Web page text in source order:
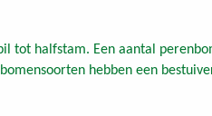
tot halfstam. Een aantal
hebben een